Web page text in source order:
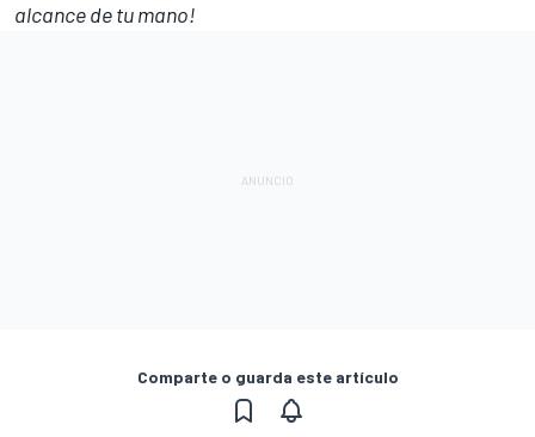
alcance de tu mano!
Comparte o guarda este artículo